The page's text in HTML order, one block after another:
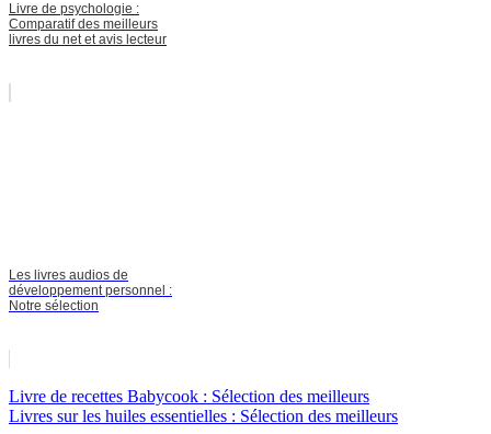
Livre de psychologie :
Comparatif des meilleurs
livres du net et avis lecteur
Les livres audios de
développement personnel :
Notre sélection
Livre de recettes Babycook : Sélection des meilleurs
Livres sur les huiles essentielles : Sélection des meilleurs